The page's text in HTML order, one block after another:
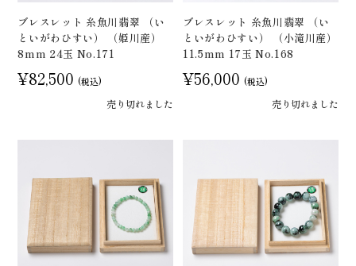
ブレスレット 糸魚川翡翠 （い
といがわひすい） （姫川産）
8mm 24玉 No.171
¥82,500 (税込)
売り切れました
ブレスレット 糸魚川翡翠 （い
といがわひすい） （小滝川産）
11.5mm 17玉 No.168
¥56,000 (税込)
売り切れました